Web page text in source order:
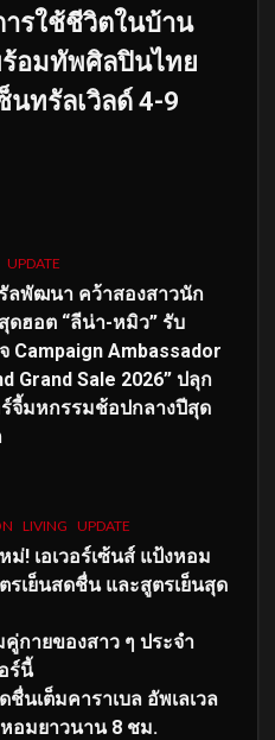
ารใช้ชีวิตในบ้าน
อมทัพศิลปินไทย
นทรัลเวิลด์ 4-9
UPDATE
ลพัฒนา คว้าสองสาวนัก
ดฮอต “ลีน่า-หมิว” รับ
Campaign Ambassador
Grand Sale 2026” ปลุก
ร์จี้มหกรรมช้อปกลางปีสุด
LIVING UPDATE
ม่! เอเวอร์เซ้นส์ แป้งหอม
รเย็นสดชื่น และสูตรเย็นสุด
คู่กายของสาว ๆ ประจำ
ร์นี้
ชื่นเต็มคาราเบล อัพเลเวล
อมยาวนาน 8 ชม.